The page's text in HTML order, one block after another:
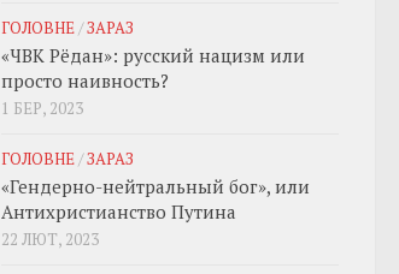
ГОЛОВНЕ/ЗАРАЗ
«ЧВК Рёдан»: русский нацизм или
просто наивность?
1 БЕР, 2023
ГОЛОВНЕ/ЗАРАЗ
«Гендерно-нейтральный бог», или
Антихристианство Путина
22 ЛЮТ, 2023